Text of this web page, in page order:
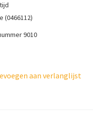
(0466112)
9010
aan verlanglijst